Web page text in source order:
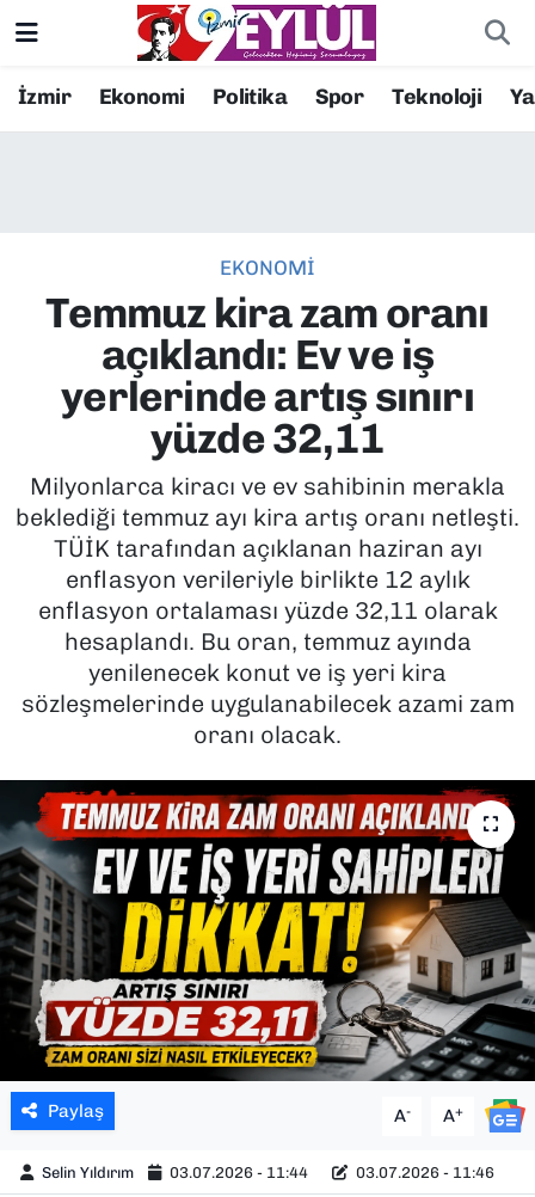
İzmir Ekonomi Politika Spor Teknoloji
EKONOMİ
Temmuz kira zam oranı
açıklandı: Ev ve iş
yerlerinde artış sınırı
yüzde 32,11
Milyonlarca kiracı ve ev sahibinin merakla
beklediği temmuz ayı kira artış oranı netleşti.
TÜİK tarafından açıklanan haziran ayı
enflasyon verileriyle birlikte 12 aylık
enflasyon ortalaması yüzde 32,11 olarak
hesaplandı. Bu oran, temmuz ayında
yenilenecek konut ve iş yeri kira
sözleşmelerinde uygulanabilecek azami zam
oranı olacak.
Paylaş A- A+
Selin Yıldırım 03.07.2026 - 11:44 03.07.2026 - 11:46
Resmi İlanlar
EKONOMİ
KÜLTÜR SANAT
MAGAZİN
POLİTİKA
SAĞLIK
SPOR
TEKNOLOJİ
YEREL YÖNETİMLER
Konak Nöbetçi Eczaneler
Süper Lig Puan Durumu ve Fikstür
Tüm Manşetler
Son Dakika Haberleri
Haber Arşivi